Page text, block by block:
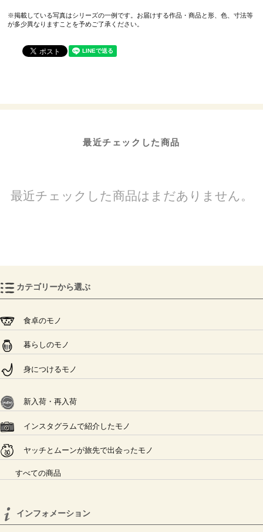
※掲載している写真はシリーズの一例です。お届けする作品・商品と形、色、寸法等
が多少異なりますことを予めご了承ください。
最近チェックした商品
最近チェックした商品はまだありません。
カテゴリーから選ぶ
食卓のモノ
暮らしのモノ
身につけるモノ
新入荷・再入荷
インスタグラムで紹介したモノ
ヤッチとムーンが旅先で出会ったモノ
すべての商品
インフォメーション